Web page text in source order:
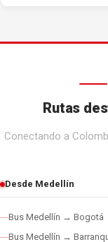
Rutas
Conectando a
Desde Medellín
Bus Medellín → Bogotá
Bus Medellín →